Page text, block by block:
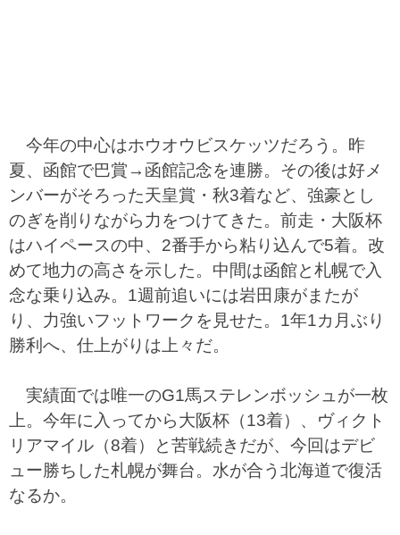
今年の中心はホウオウビスケッツだろう。昨
夏、函館で巴賞→函館記念を連勝。その後は好メ
ンバーがそろった天皇賞・秋3着など、強豪とし
のぎを削りながら力をつけてきた。前走・大阪杯
はハイペースの中、2番手から粘り込んで5着。改
めて地力の高さを示した。中間は函館と札幌で入
念な乗り込み。1週前追いには岩田康がまたが
り、力強いフットワークを見せた。1年1カ月ぶり
勝利へ、仕上がりは上々だ。
実績面では唯一のG1馬ステレンボッシュが一枚
上。今年に入ってから大阪杯（13着）、ヴィクト
リアマイル（8着）と苦戦続きだが、今回はデビ
ュー勝ちした札幌が舞台。水が合う北海道で復活
なるか。